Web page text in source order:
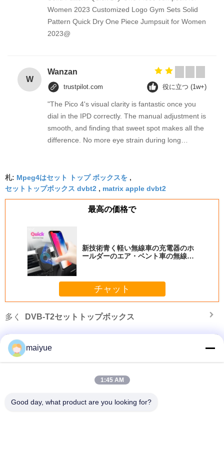
Women 2023 Customized Logo Gym Sets Solid
Pattern Quick Dry One Piece Jumpsuit for Women
2023@
W
Wanzan
trustpilot.com 役に立つ (1w+)
"The Pico 4's visual clarity is fantastic once you
dial in the IPD correctly. The manual adjustment is
smooth, and finding that sweet spot makes all the
difference. No more eye strain during long
fantastic once you dial in the IPD correctly. The
manual adjustment is smooth, and finding that
sweet spot makes all the difference. No more eye
strain during long sessions. Highly recommend
visual clarity is fantastic once you dial in the IPD
correctly. The manual adjustment is smooth, and
finding that sweet spot makes all the difference.
No more eye strain during long sessions. Highly
recommend taking the time to set it up
properly!""The Pico 4's visual clarity is fantastic
adjustment is smooth, and finding that sweet spot
makes all the difference. No more eye strain
during long sessions. Highly r
札: Mpeg4はセット トップ ボックスを ,
セットトップボックス dvbt2 , matrix apple dvbt2
最高の価格で
新技術青く軽い無線車の充電器のホ
ールダーのエア・ベント車の無線充
チャット
多く DVB-T2セットトップボックス
2019の無線電信車の最高iphone Xsのための充満ホールダーのエア・ベント無
maiyue
1:45 AM
Good day, what product are you looking for?